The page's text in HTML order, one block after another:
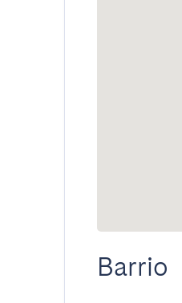
Barrio